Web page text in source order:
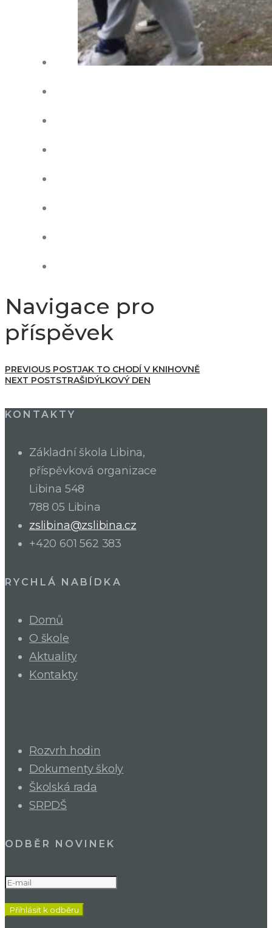
Navigace pro
příspěvek
PREVIOUS POSTJAK TO CHODÍ V KNIHOVNĚ
NEXT POSTSTRAŠIDÝLKOVÝ DEN
KONTAKTY
Základní škola Libina,
příspěvková organizace
Libina 548
788 05 Libina
zslibina@zslibina.cz
+420 601 562 383
RYCHLÁ NABÍDKA
Domů
O škole
Aktuality
Kontakty
Rozvrh hodin
Dokumenty školy
Školská rada
SRPDŠ
ODBĚR NOVINEK